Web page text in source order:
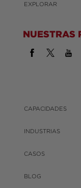
EXPLORAR
NUESTRAS
CAPACIDADES
INDUSTRIAS
CASOS
BLOG